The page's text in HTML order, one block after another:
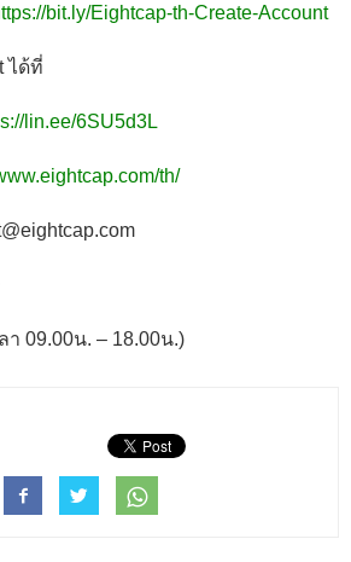
bit.ly/Eightcap-th-Create-Account
ได้ที่
lin.ee/6SU5d3L
th/
า 09.00น. – 18.00น.)